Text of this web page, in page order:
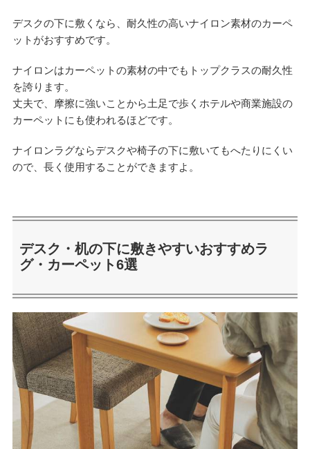
デスクの下に敷くなら、耐久性の高いナイロン素材のカーペ
ットがおすすめです。
ナイロンはカーペットの素材の中でもトップクラスの耐久性
を誇ります。
丈夫で、摩擦に強いことから土足で歩くホテルや商業施設の
カーペットにも使われるほどです。
ナイロンラグならデスクや椅子の下に敷いてもへたりにくい
ので、長く使用することができますよ。
デスク・机の下に敷きやすいおすすめラ
グ・カーペット6選